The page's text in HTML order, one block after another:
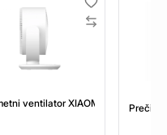
ventilator XIAOMI Desktop Air